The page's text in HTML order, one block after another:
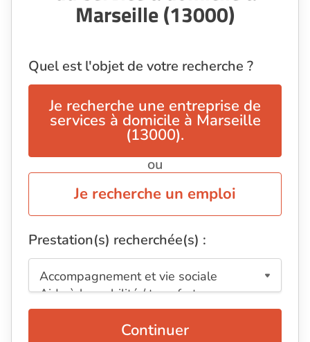
Marseille (13000)
Quel est l'objet de votre recherche ?
Je recherche une entreprise de
services à domicile à Marseille
(13000).
ou
Je recherche un emploi
Prestation(s) recherchée(s) :
Continuer